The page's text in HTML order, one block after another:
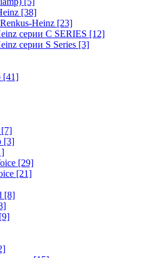
[38]
Heinz [23]
серии C SERIES [12]
серии S Series [3]
[41]
[7]
[3]
[29]
[21]
[8]
[9]